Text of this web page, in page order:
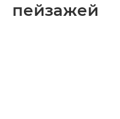
пейзажей